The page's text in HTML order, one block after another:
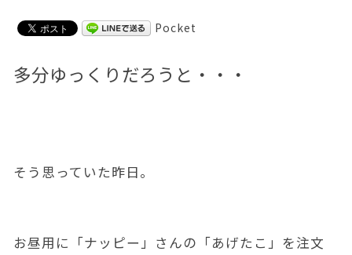
Pocket
多分ゆっくりだろうと・・・
そう思っていた昨日。
お昼用に「ナッピー」さんの「あげたこ」を注文